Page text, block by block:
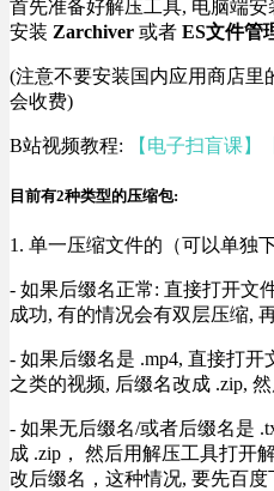
首先准备好解压工具, 电脑端安
安装 Zarchiver 或者 ES文件管
(注意不要安装国内应用商店里
会收费)
B站视频教程: 【电子扫盲课
目前有2种类型的压缩包:
1. 单一压缩文件的（可以单独
- 如果后缀名正常: 直接打开文
成功, 有的情况会有双层压缩,
- 如果后缀名是 .mp4, 直接打
之类的视频, 后缀名改成 .zip,
- 如果无后缀名/或者后缀名是
成 .zip， 然后用解压工具打开
改后缀名，这种情况, 要先百